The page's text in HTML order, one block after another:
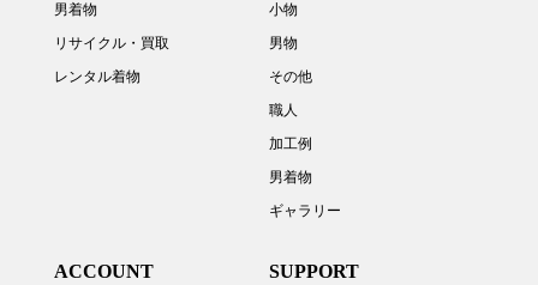
男着物
リサイクル・買取
レンタル着物
小物
男物
その他
職人
加工例
男着物
ギャラリー
ACCOUNT SUPPORT